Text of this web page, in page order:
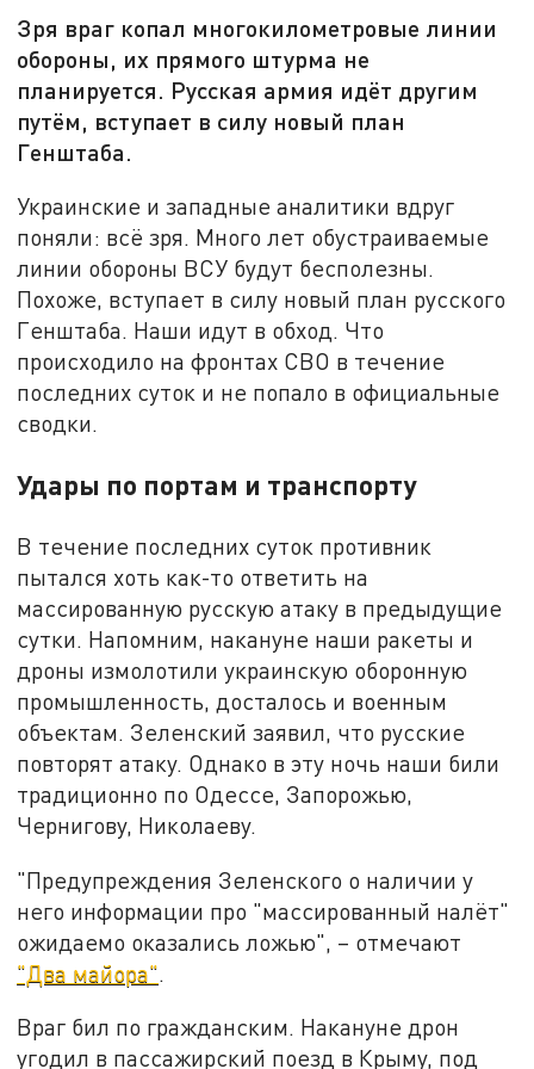
Зря враг копал многокилометровые линии
обороны, их прямого штурма не
планируется. Русская армия идёт другим
путём, вступает в силу новый план
Генштаба.
Украинские и западные аналитики вдруг
поняли: всё зря. Много лет обустраиваемые
линии обороны ВСУ будут бесполезны.
Похоже, вступает в силу новый план русского
Генштаба. Наши идут в обход. Что
происходило на фронтах СВО в течение
последних суток и не попало в официальные
сводки.
Удары по портам и транспорту
В течение последних суток противник
пытался хоть как-то ответить на
массированную русскую атаку в предыдущие
сутки. Напомним, накануне наши ракеты и
дроны измолотили украинскую оборонную
промышленность, досталось и военным
объектам. Зеленский заявил, что русские
повторят атаку. Однако в эту ночь наши били
традиционно по Одессе, Запорожью,
Чернигову, Николаеву.
"Предупреждения Зеленского о наличии у
него информации про "массированный налёт"
ожидаемо оказались ложью", – отмечают
"Два майора"
Враг бил по гражданским. Накануне дрон
угодил в пассажирский поезд в Крыму, под